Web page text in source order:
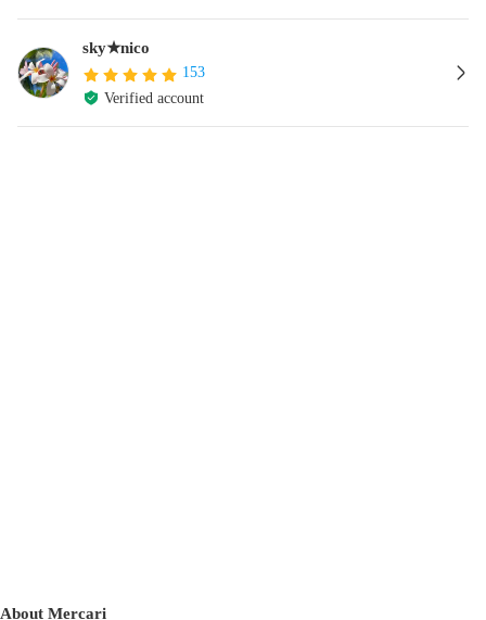
sky★nico
153
Verified account
About Mercari